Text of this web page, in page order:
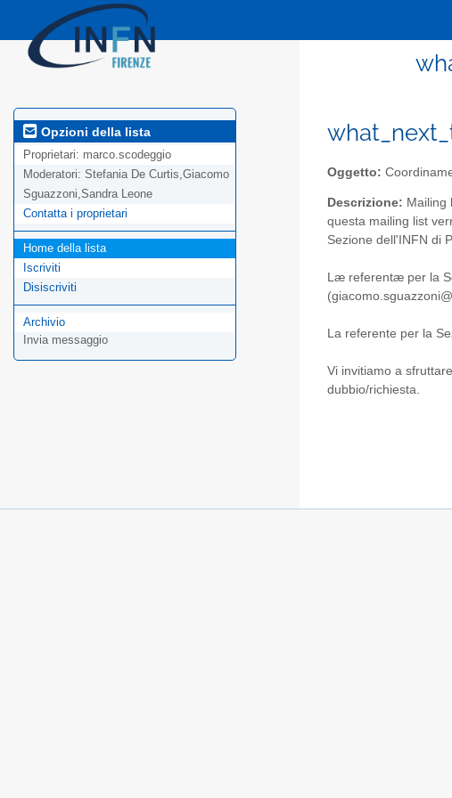
Opzioni della lista
Proprietari: marco.scodeggio
Moderatori: Stefania De Curtis,Giacomo
Sguazzoni,Sandra Leone
Contatta i proprietari
Home della lista
Iscriviti
Disiscriviti
Archivio
Invia messaggio
Oggetto:
Descrizione: Mailing
questa mailing list
Sezione dell'INFN di
Læ referentæ per la
La referente per la
Vi invitiamo a
dubbio/richiesta.